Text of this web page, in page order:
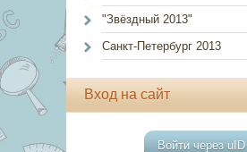
"Звёздный 2013"
Санкт-Петербург 2013
Вход на сайт
Войти через uID